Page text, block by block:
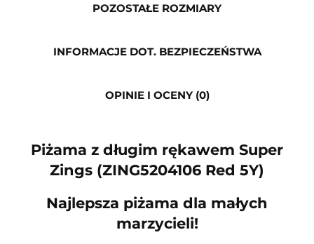
POZOSTAŁE ROZMIARY
INFORMACJE DOT. BEZPIECZEŃSTWA
OPINIE I OCENY (0)
Piżama z długim rękawem Super
Zings (ZING5204106 Red 5Y)
Najlepsza piżama dla małych
marzycieli!